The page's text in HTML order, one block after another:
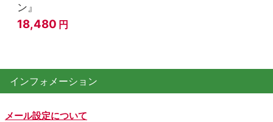
ン』
18,480 円
インフォメーション
メール設定について